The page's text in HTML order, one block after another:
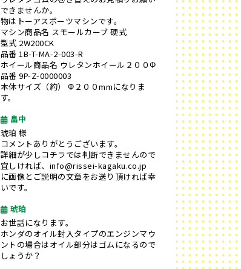
できませんか。
物はトーアスポーツマシンです。
マシン商品名 スモールカーブ 硬式
型式 2W200CK
品番 1B-T-MA-2-003-R
ホイール商品名 ウレタンホイール２００Φ
品番 9P-Z-0000003
本体サイズ（約） Φ２００mmになりま
す。
畠中
琥珀 様
コメントありがとうございます。
詳細が少しコチラでは判断できませんので
宜しければ、info@rissei-kagaku.co.jp
に画像とご説明の文章をお送り頂ければ幸
いです。
琥珀
お世話になります。
ホンダのオイル封入タイプのエンジンマウ
ントの場合はオイル部分はゴムになるので
しょうか？